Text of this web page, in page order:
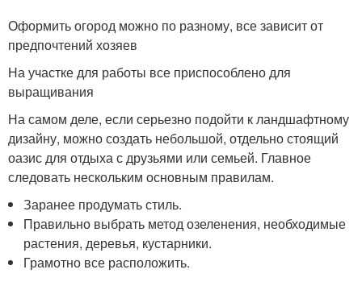
Оформить огород можно по разному, все зависит от
предпочтений хозяев
На участке для работы все приспособлено для
выращивания
На самом деле, если серьезно подойти к ландшафтному
дизайну, можно создать небольшой, отдельно стоящий
оазис для отдыха с друзьями или семьей. Главное
следовать нескольким основным правилам.
Заранее продумать стиль.
Правильно выбрать метод озеленения, необходимые
растения, деревья, кустарники.
Грамотно все расположить.